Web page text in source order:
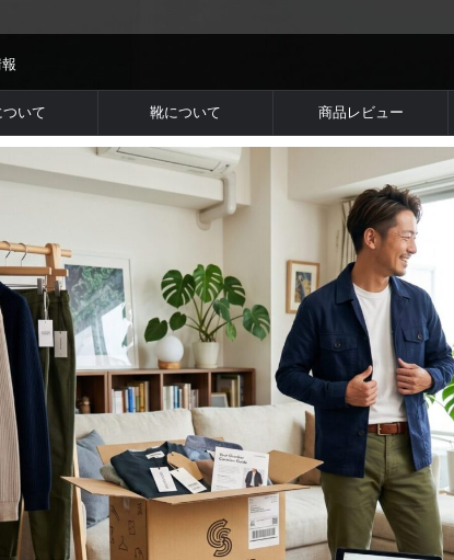
ついて 靴について 商品レビュー